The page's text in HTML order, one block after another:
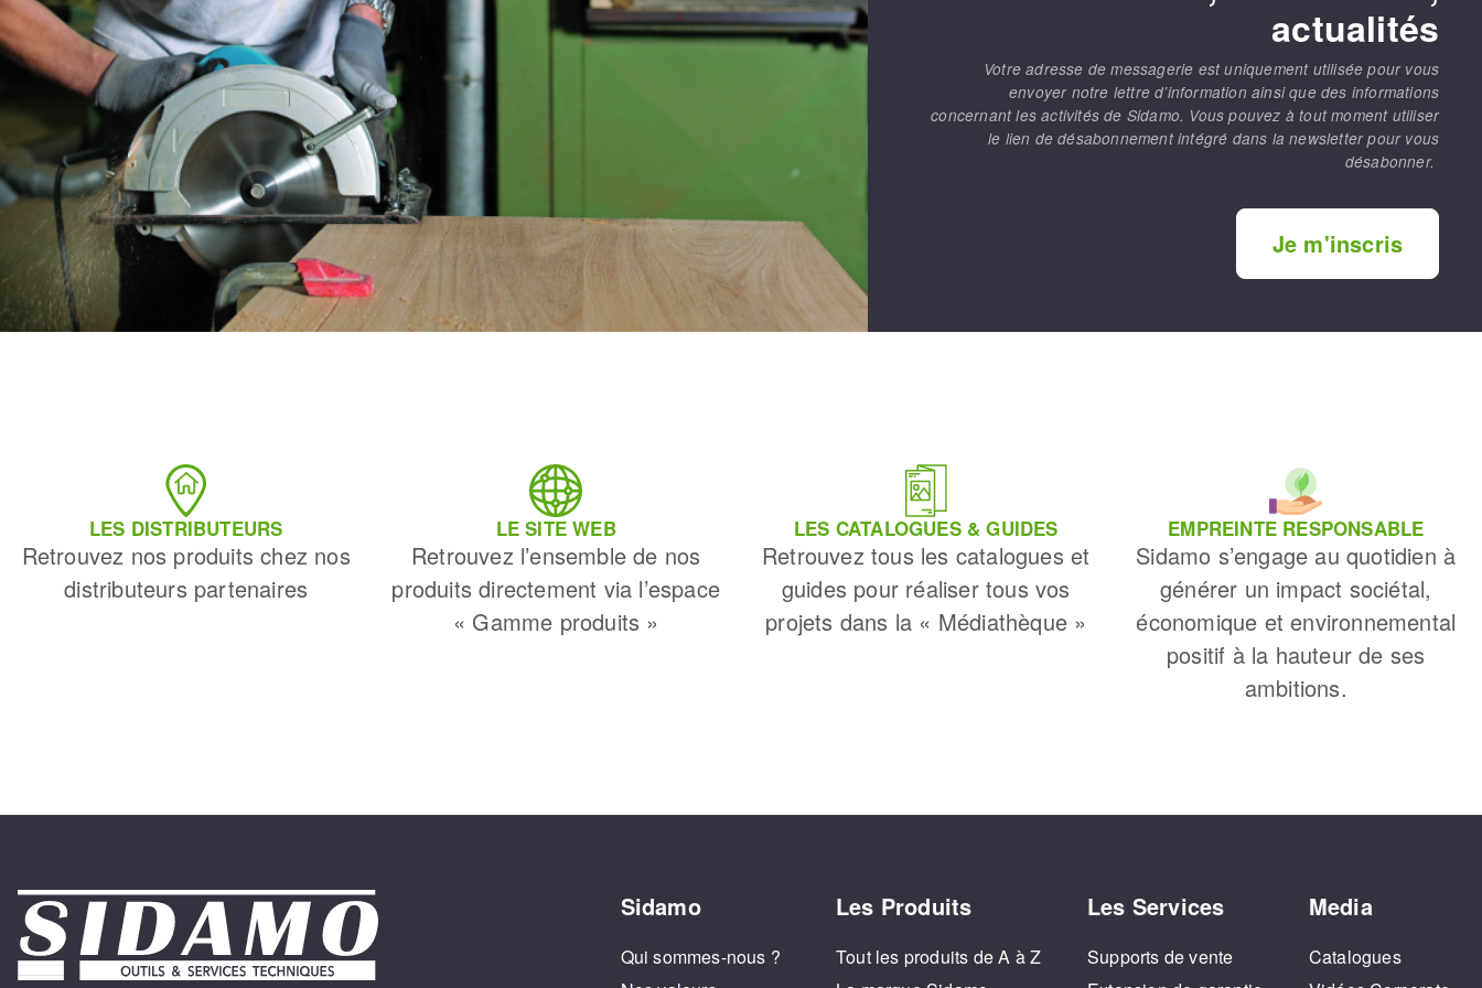
actualités
Votre adresse de messagerie est uniquement utilisée pour vous
envoyer notre lettre d’information ainsi que des informations
concernant les activités de Sidamo. Vous pouvez à tout moment utiliser
le lien de désabonnement intégré dans la newsletter pour vous
désabonner.
Je m'inscris
LES DISTRIBUTEURS
Retrouvez nos produits chez nos
distributeurs partenaires
LE SITE WEB
Retrouvez l’ensemble de nos
produits directement via l’espace
« Gamme produits »
LES CATALOGUES & GUIDES
Retrouvez tous les catalogues et
guides pour réaliser tous vos
projets dans la « Médiathèque »
EMPREINTE RESPONSABLE
Sidamo s’engage au quotidien à
générer un impact sociétal,
économique et environnemental
positif à la hauteur de ses
ambitions.
Sidamo
Qui sommes-nous ?
Les Produits
Tout les produits de A à Z
Les Services
Supports de vente
Media
Catalogues